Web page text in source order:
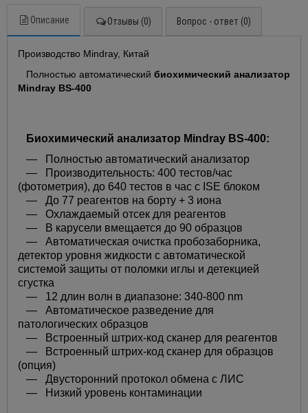
Описание Отзывы (0) Вопрос - ответ (0)
Производство Mindray, Китай
Полностью автоматический биохимический анализатор
Mindray BS-400
Биохимический анализатор Mindray BS-400:
— Полностью автоматический анализатор
— Производительность: 400 тестов/час
(фотометрия), до 640 тестов в час с ISE блоком
— До 77 реагентов на борту + 3 иона
— Охлаждаемый отсек для реагентов
— В карусели вмещается до 90 образцов
— Автоматическая очистка пробозаборника,
детектор уровня жидкости с автоматической
системой защиты от поломки иглы и детекцией
сгустка
— 12 длин волн в диапазоне: 340-800 nm
— Автоматическое разведение для
патологических образцов
— Встроенный штрих-код сканер для реагентов
— Встроенный штрих-код сканер для образцов
(опция)
— Двусторонний протокол обмена с ЛИС
— Низкий уровень контаминации